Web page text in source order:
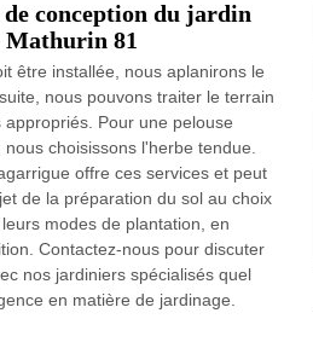
de conception du jardin
Mathurin 81
être installée, nous aplanirons le
nous pouvons traiter le terrain
Pour une pelouse
choisissons l'herbe tendue.
offre ces services et peut
de la préparation du sol au choix
modes de plantation, en
Contactez-nous pour discuter
nos jardiniers spécialisés quel
en matière de jardinage.